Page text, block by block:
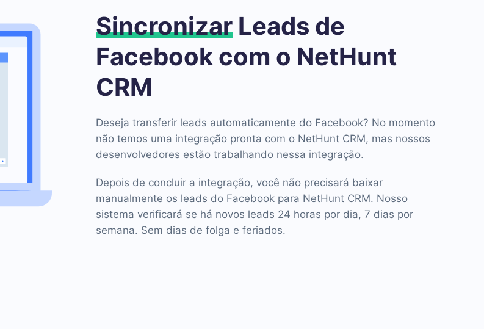
Sincronizar Leads de
Facebook com o NetHunt
CRM
Deseja transferir leads automaticamente do Facebook? No momento
não temos uma integração pronta com o NetHunt CRM, mas nossos
desenvolvedores estão trabalhando nessa integração.
Depois de concluir a integração, você não precisará baixar
manualmente os leads do Facebook para NetHunt CRM. Nosso
sistema verificará se há novos leads 24 horas por dia, 7 dias por
semana. Sem dias de folga e feriados.